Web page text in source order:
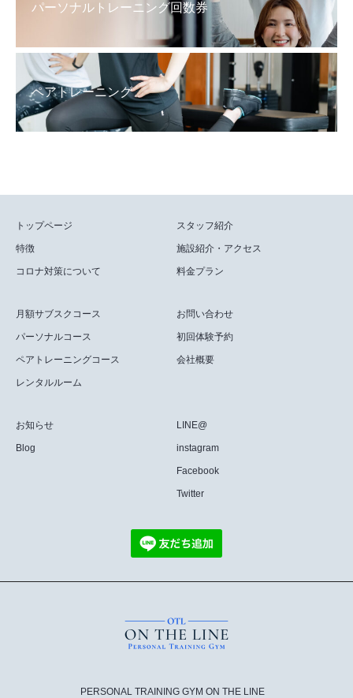
パーソナルトレーニング回数券
ペアトレーニング
トップページ
特徴
コロナ対策について
スタッフ紹介
施設紹介・アクセス
料金プラン
月額サブスクコース
パーソナルコース
ペアトレーニングコース
レンタルルーム
お問い合わせ
初回体験予約
会社概要
お知らせ
Blog
LINE@
instagram
Facebook
Twitter
PERSONAL TRAINING GYM ON THE LINE